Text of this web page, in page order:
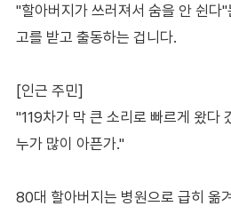
"할아버지가 쓰러져서 숨을 안 쉰다
고를 받고 출동하는 겁니다.
[인근 주민]
"119차가 막 큰 소리로 빠르게 왔다
누가 많이 아픈가."
80대 할아버지는 병원으로 급히 옮